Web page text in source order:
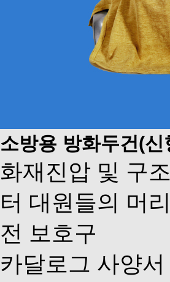
소방용 방화두건(신
화재진압 및 구
터 대원들의 머
전 보호구
카달로그 사양서